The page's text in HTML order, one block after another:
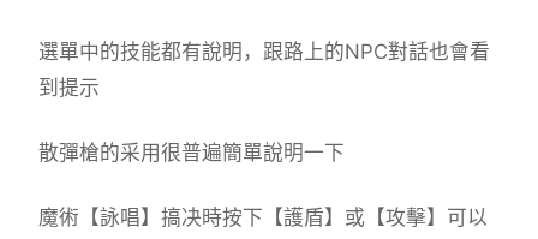
選單中的技能都有說明，跟路上的NPC對話也會看
到提示
散彈槍的采用很普遍簡單說明一下
魔術【詠唱】搞决時按下【護盾】或【攻擊】可以